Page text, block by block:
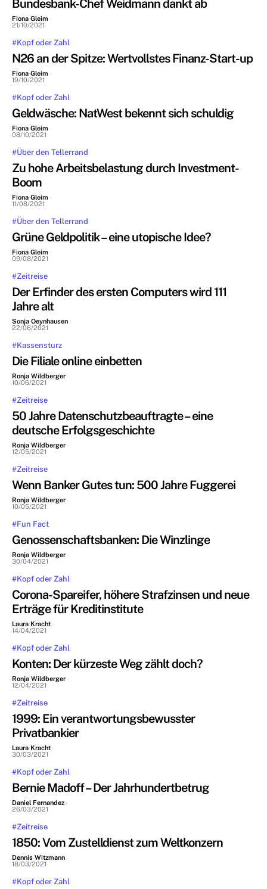
Bundesbank-Chef Weidmann dankt ab
Fiona Gleim -
21/10/2021
#Kopf oder Zahl
N26 an der Spitze: Wertvollstes Finanz-Start-up
Fiona Gleim -
19/10/2021
#Kopf oder Zahl
Geldwäsche: NatWest bekennt sich schuldig
Fiona Gleim -
08/10/2021
#Über den Tellerrand
Zu hohe Arbeitsbelastung durch Investment-
Boom
Fiona Gleim -
11/08/2021
#Über den Tellerrand
Grüne Geldpolitik – eine utopische Idee?
Fiona Gleim -
09/08/2021
#Zeitreise
Der Erfinder des ersten Computers wird 111
Jahre alt
Sonja Oeynhausen -
22/06/2021
#Kassensturz
Die Filiale online einbetten
Ronja Wildberger -
10/06/2021
#Zeitreise
50 Jahre Datenschutzbeauftragte – eine
deutsche Erfolgsgeschichte
Ronja Wildberger -
12/05/2021
#Zeitreise
Wenn Banker Gutes tun: 500 Jahre Fuggerei
Ronja Wildberger -
10/05/2021
#Fun Fact
Genossenschaftsbanken: Die Winzlinge
Ronja Wildberger -
30/04/2021
#Kopf oder Zahl
Corona-Spareifer, höhere Strafzinsen und neue
Erträge für Kreditinstitute
Laura Kracht -
14/04/2021
#Kopf oder Zahl
Konten: Der kürzeste Weg zählt doch?
Ronja Wildberger -
12/04/2021
#Zeitreise
1999: Ein verantwortungsbewusster
Privatbankier
Laura Kracht -
30/03/2021
#Kopf oder Zahl
Bernie Madoff – Der Jahrhundertbetrug
Daniel Fernandez -
26/03/2021
#Zeitreise
1850: Vom Zustelldienst zum Weltkonzern
Dennis Witzmann -
18/03/2021
#Kopf oder Zahl